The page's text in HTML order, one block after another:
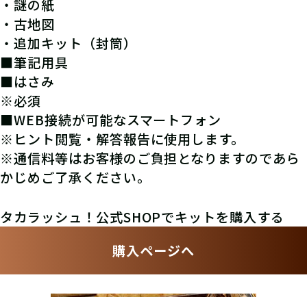
・謎の紙
・古地図
・追加キット（封筒）
■筆記用具
■はさみ
※必須
■WEB接続が可能なスマートフォン
※ヒント閲覧・解答報告に使用します。
※通信料等はお客様のご負担となりますのであら
かじめご了承ください。
タカラッシュ！公式SHOPでキットを購入する
購入ページへ